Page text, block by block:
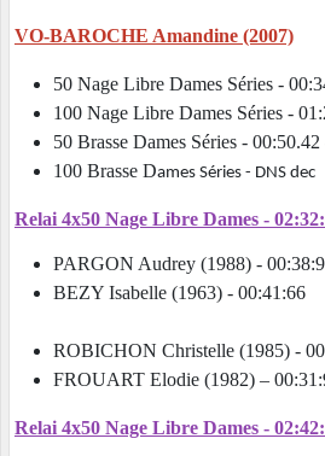
VO-BAROCHE Amandine (2007)
50 Nage Libre Dames Séries -
100 Nage Libre Dames Séries
50 Brasse Dames Séries -
100 Brasse Dames Séries - DNS
Relai 4x50 Nage Libre Dames -
PARGON Audrey (1988) -
BEZY Isabelle (1963) - 00:41:66
ROBICHON Christelle (1985) -
FROUART Elodie (1982) –
Relai 4x50 Nage Libre Dames -